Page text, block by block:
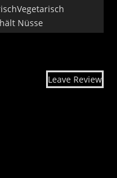
Vegetarisch
Nüsse
Leave Review